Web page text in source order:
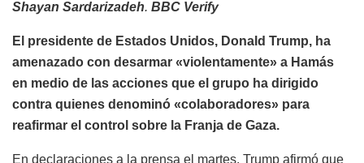
Shayan Sardarizadeh. BBC Verify
El presidente de Estados Unidos, Donald Trump, ha
amenazado con desarmar «violentamente» a Hamás
en medio de las acciones que el grupo ha dirigido
contra quienes denominó «colaboradores» para
reafirmar el control sobre la Franja de Gaza.
En declaraciones a la prensa el martes, Trump afirmó que